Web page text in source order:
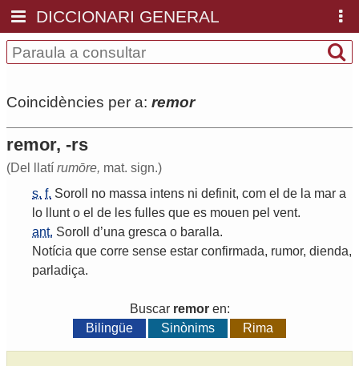
DICCIONARI GENERAL
Coincidències per a: remor
remor, -rs
(Del llatí rumōre, mat. sign.)
s. f. Soroll no massa intens ni definit, com el de la mar a
lo
llunt o el de les fulles que es mouen pel vent.
ant. Soroll d’una gresca o baralla.
Notícia que corre sense estar confirmada, rumor, dienda,
parladiça.
Buscar remoren:
Bilingüe
Sinònims Rima